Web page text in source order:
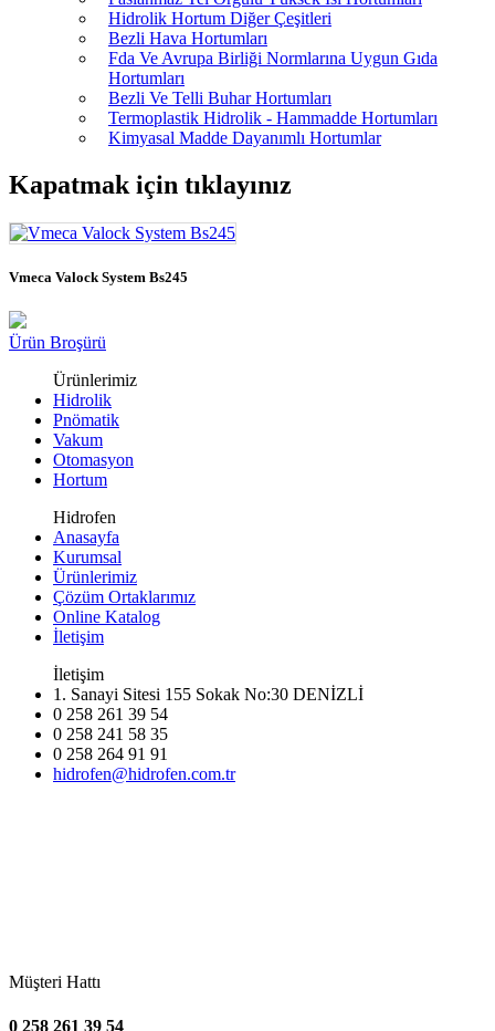
Hidrolik Hortum Diğer Çeşitleri
Bezli Hava Hortumları
Fda Ve Avrupa Birliği Normlarına Uygun Gıda
Hortumları
Bezli Ve Telli Buhar Hortumları
Termoplastik Hidrolik - Hammadde Hortumları
Kimyasal Madde Dayanımlı Hortumlar
Kapatmak için tıklayınız
Vmeca Valock System Bs245
Ürün Broşürü
Ürünlerimiz
Hidrolik
Pnömatik
Vakum
Otomasyon
Hortum
Hidrofen
Anasayfa
Kurumsal
Ürünlerimiz
Çözüm Ortaklarımız
Online Katalog
İletişim
İletişim
1. Sanayi Sitesi 155 Sokak No:30 DENİZLİ
0 258 261 39 54
0 258 241 58 35
0 258 264 91 91
hidrofen@hidrofen.com.tr
Müşteri Hattı
0 258 261 39 54